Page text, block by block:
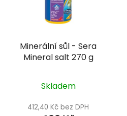
Minerální sůl - Sera
Mineral salt 270 g
Skladem
412,40 Kč bez DPH